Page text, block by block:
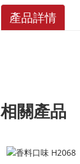
產品詳情
相關產品